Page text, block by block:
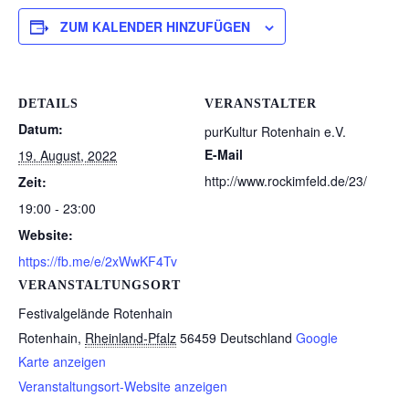
ZUM KALENDER HINZUFÜGEN
DETAILS
Datum:
19. August, 2022
Zeit:
19:00 - 23:00
Website:
https://fb.me/e/2xWwKF4Tv
VERANSTALTUNGSORT
Festivalgelände Rotenhain
Rotenhain, Rheinland-Pfalz 56459 Deutschland Google
Karte anzeigen
Veranstaltungsort-Website anzeigen
VERANSTALTER
purKultur Rotenhain e.V.
E-Mail
http://www.rockimfeld.de/23/